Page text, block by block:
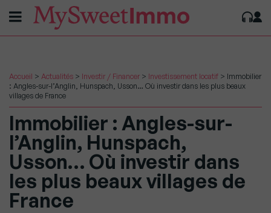
Accueil > Actualités > Investir / Financer > Investissement locatif > Immobilier
: Angles-sur-l’Anglin, Hunspach, Usson… Où investir dans les plus beaux
villages de France
Immobilier : Angles-sur-
l’Anglin, Hunspach,
Usson… Où investir dans
les plus beaux villages de
France